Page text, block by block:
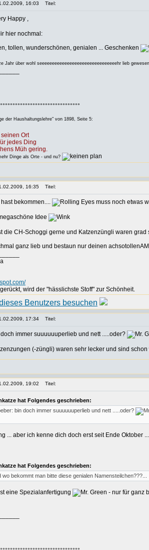
16:03 Titel:
,
hier nochmal:
tollen, wunderschönen, genialen ... Geschenken
Jahr über wohl seeeeeeeeeeeeeeeeeeeeeeeeeeeeeeehr lieb
der Haushaltungslehre" von 1898, Seite 5:
Ort
jedes Ding
Müh gering.
Dinge als Orte - und nu?
16:35 Titel:
bekommen.... muss noch etwas
Idee
die CH-Schoggi gerne und Katzenzüngli waren
ganz lieb und bestaun nur deinen
wird der "hässlichste Stoff" zur Schönheit.
17:34 Titel:
immer suuuuuuperlieb und nett .....oder?
(-züngli) waren sehr lecker und sind schon
19:02 Titel:
hat Folgendes geschrieben:
bin doch immer suuuuuuperlieb und nett .....oder?
... aber ich kenne dich doch erst seit Ende Oktober ...
hat Folgendes geschrieben:
wo bekommt man bitte diese genialen Namensteilchen???...
eine Spezialanfertigung - nur für ganz